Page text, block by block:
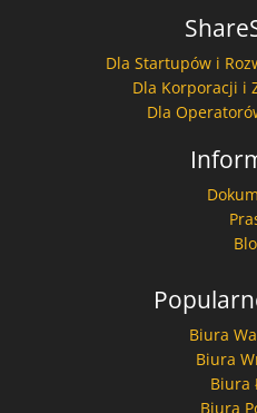
Dla Startupów i
Dla Korporacji i
Dla
Biura
Biura
Biura
Biura